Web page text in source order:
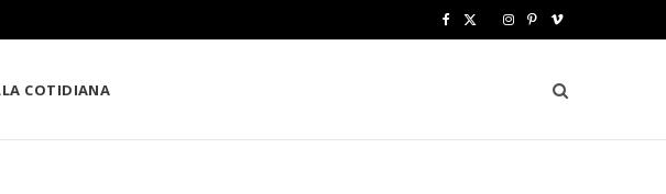
e w
I
t
P
t
V
m
e
COTIDIANA